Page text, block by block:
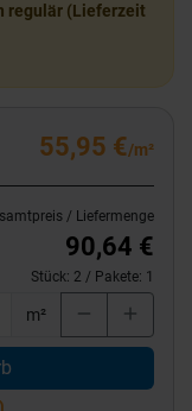
regulär (Lieferzeit
55,95 €/m²
/ Liefermenge
90,64 €
Stück: 2 / Pakete: 1
m²